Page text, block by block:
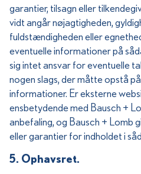
garantier, tilsagn eller
vidt angår nøjagtigheden,
fuldstændigheden eller
eventuelle informationer på
sig intet ansvar for eventuelle
nogen slags, der måtte opstå
informationer. Er eksterne
ensbetydende med Bausch +
anbefaling, og Bausch + Lomb
eller garantier for indholdet i
5. Ophavsret.